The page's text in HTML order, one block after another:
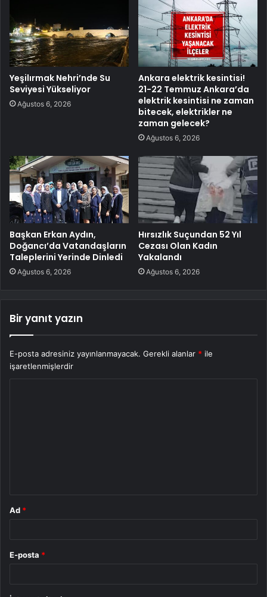
Yeşilırmak Nehri’nde Su
Seviyesi Yükseliyor
Ağustos 6, 2026
Ankara elektrik kesintisi!
21-22 Temmuz Ankara’da
elektrik kesintisi ne zaman
bitecek, elektrikler ne
zaman gelecek?
Ağustos 6, 2026
Başkan Erkan Aydın,
Doğancı’da Vatandaşların
Taleplerini Yerinde Dinledi
Ağustos 6, 2026
Hırsızlık Suçundan 52 Yıl
Cezası Olan Kadın
Yakalandı
Ağustos 6, 2026
Bir yanıt yazın
E-posta adresiniz yayınlanmayacak. Gerekli alanlar * ile
işaretlenmişlerdir
Ad *
E-posta *